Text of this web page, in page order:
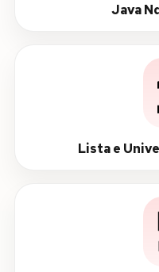
Java
Lista e